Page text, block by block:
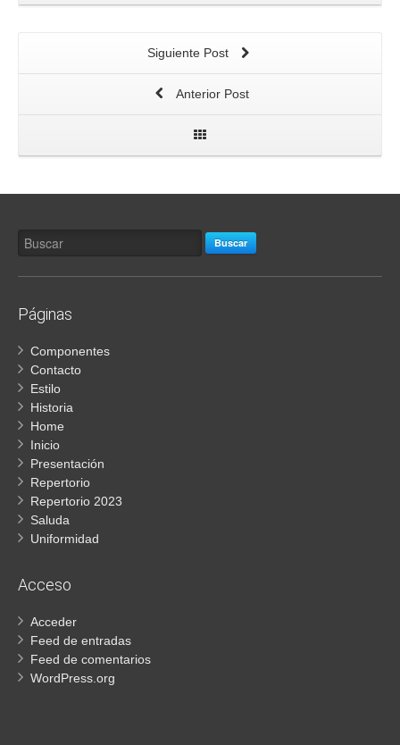
Siguiente Post
Anterior Post
Buscar
Páginas
Componentes
Contacto
Estilo
Historia
Home
Inicio
Presentación
Repertorio
Repertorio 2023
Saluda
Uniformidad
Acceso
Acceder
Feed de entradas
Feed de comentarios
WordPress.org